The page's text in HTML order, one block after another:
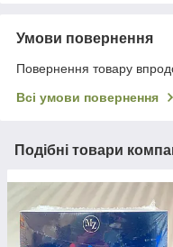
Умови повернення
Повернення товару
Всі умови повернення
Подібні товари